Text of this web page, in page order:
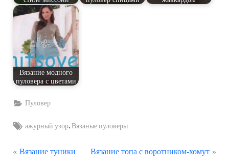
Вязание модного
пуловера с цветами
Пуловер
Tags:
ажурный узор,Вязаные пуловеры
Навигация
П
Вязание туники
С
Вязание топа с воротником-хомут